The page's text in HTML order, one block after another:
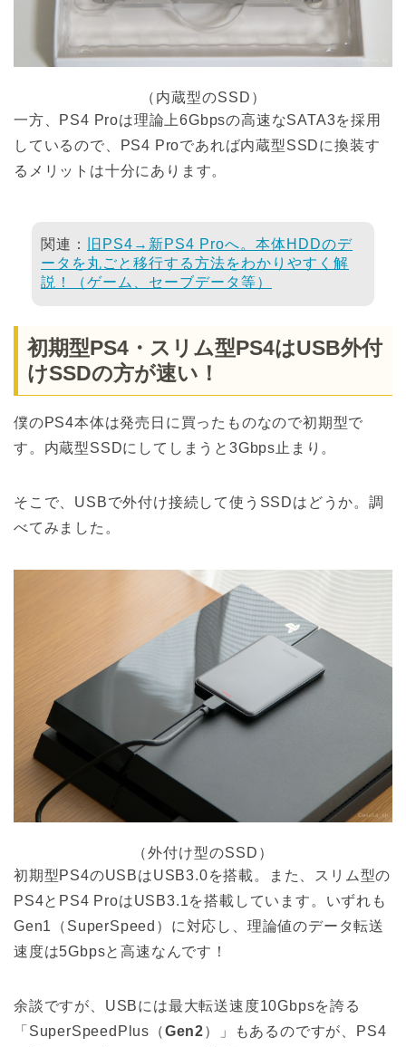
（内蔵型のSSD）
一方、PS4 Proは理論上6Gbpsの高速なSATA3を採用
しているので、PS4 Proであれば内蔵型SSDに換装す
るメリットは十分にあります。
関連：
旧PS4→新PS4 Proへ。本体HDDのデ
ータを丸ごと移行する方法をわかりやすく解
説！（ゲーム、セーブデータ等）
初期型PS4・スリム型PS4はUSB外付
けSSDの方が速い！
僕のPS4本体は発売日に買ったものなので初期型で
す。内蔵型SSDにしてしまうと3Gbps止まり。
そこで、USBで外付け接続して使うSSDはどうか。調
べてみました。
（外付け型のSSD）
初期型PS4のUSBはUSB3.0を搭載。また、スリム型の
PS4とPS4 ProはUSB3.1を搭載しています。いずれも
Gen1（SuperSpeed）に対応し、理論値のデータ転送
速度は5Gbpsと高速なんです！
余談ですが、USBには最大転送速度10Gbpsを誇る
「SuperSpeedPlus（Gen2）」もあるのですが、PS4